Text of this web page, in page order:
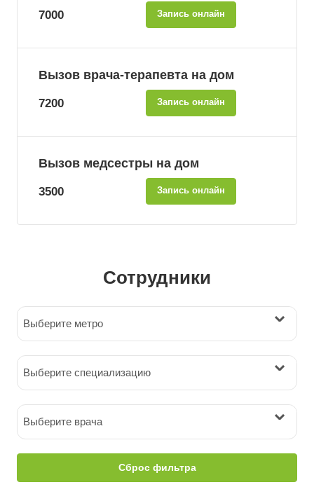
7000 Запись онлайн
Вызов врача-терапевта на дом
7200 Запись онлайн
Вызов медсестры на дом
3500 Запись онлайн
Сотрудники
Выберите метро
Выберите специализацию
Выберите врача
Сброс фильтра